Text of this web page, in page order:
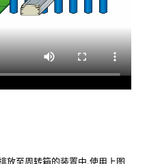
放至周转箱的装置中,使用上图